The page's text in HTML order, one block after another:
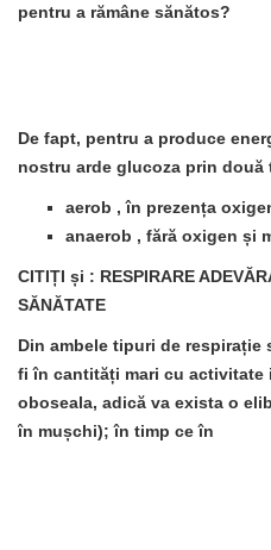
pentru a rămâne sănătos?
De fapt, pentru a produce
nostru arde glucoza prin două
aerob , în prezența
anaerob , fără oxigen și
CITIȚI și : RESPIRARE
SĂNĂTATE
Din ambele tipuri de respirație
fi în cantități mari cu activitate
oboseala, adică va exista o
în mușchi); în timp ce în